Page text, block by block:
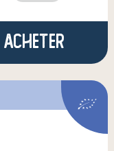
Acheter